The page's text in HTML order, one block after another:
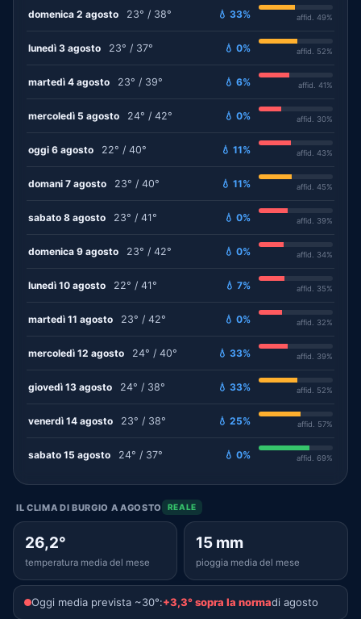
domenica 2 agosto 23° / 38° 💧 33% affid. 49%
lunedì 3 agosto 23° / 37° 💧 0% affid. 52%
martedì 4 agosto 23° / 39° 💧 6% affid. 41%
mercoledì 5 agosto 24° / 42° 💧 0% affid. 30%
oggi 6 agosto 22° / 40° 💧 11% affid. 43%
domani 7 agosto 23° / 40° 💧 11% affid. 45%
sabato 8 agosto 23° / 41° 💧 0% affid. 39%
domenica 9 agosto 23° / 42° 💧 0% affid. 34%
lunedì 10 agosto 22° / 41° 💧 7% affid. 35%
martedì 11 agosto 23° / 42° 💧 0% affid. 32%
mercoledì 12 agosto 24° / 40° 💧 33% affid. 39%
giovedì 13 agosto 24° / 38° 💧 33% affid. 52%
venerdì 14 agosto 23° / 38° 💧 25% affid. 57%
sabato 15 agosto 24° / 37° 💧 0% affid. 69%
IL CLIMA DI BURGIO A AGOSTO REALE
26,2°
temperatura media del mese
15 mm
pioggia media del mese
Oggi media prevista ~30°:+3,3° sopra la normadi agosto